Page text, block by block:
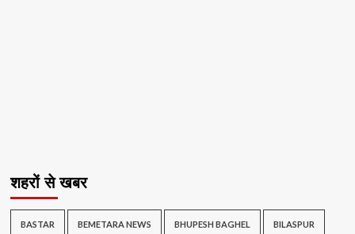
शहरों से खबर
BASTAR BEMETARA NEWS BHUPESH BAGHEL BILASPUR